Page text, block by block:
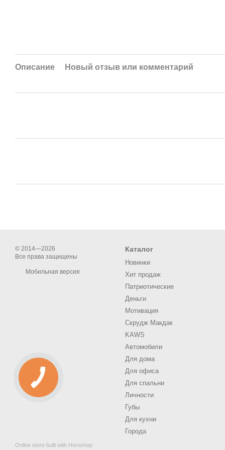
Описание Новый отзыв или комментарий
© 2014—2026
Все права защищены
Мобильная версия
Online store built with Horoshop
Каталог
Новинки
Хит продаж
Патриотические
Деньги
Мотивация
Скрудж Макдак
KAWS
Автомобили
Для дома
Для офиса
Для спальни
Личности
Губы
Для кухни
Города